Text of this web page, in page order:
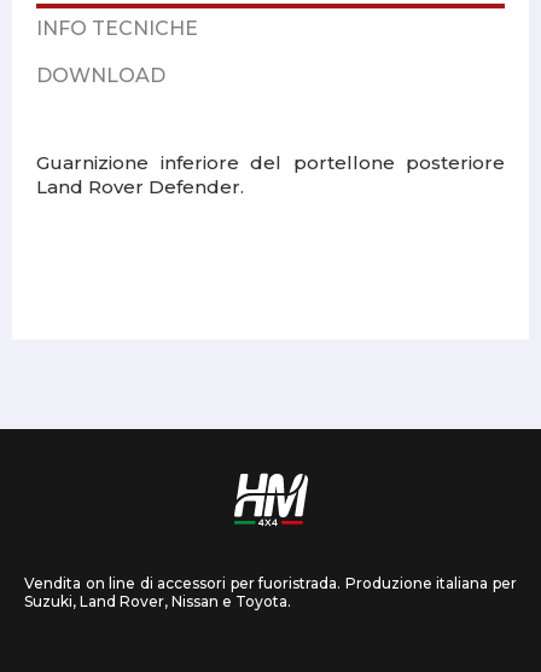
INFO TECNICHE
DOWNLOAD
Guarnizione inferiore del portellone posteriore
Land Rover Defender.
Vendita on line di accessori per fuoristrada. Produzione italiana per
Suzuki, Land Rover, Nissan e Toyota.